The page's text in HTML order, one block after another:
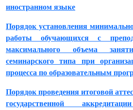
иностранном языке
Порядок установления
работы обучающихся с
максимального объема
семинарского типа при
процесса по образовательным
Порядок проведения итоговой
государственной